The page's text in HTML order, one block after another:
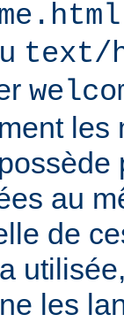
text/
les
au
de
les